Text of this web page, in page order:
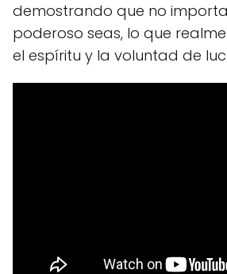
demostrando que no
poderoso seas, lo que
el espíritu y la voluntad de